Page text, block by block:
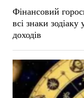
Фінансовий
всі знаки
доходів